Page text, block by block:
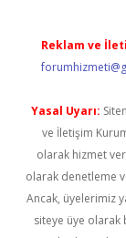
Reklam ve
Yasal Uyarı:
ve İletişim
olarak hizmet
olarak denetleme
Ancak, üyelerimiz
siteye üye olarak